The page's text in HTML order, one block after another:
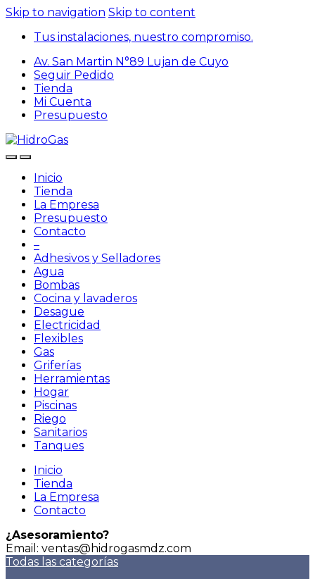
Skip to navigation Skip to content
Tus instalaciones, nuestro compromiso.
Av. San Martin N°89 Lujan de Cuyo
Seguir Pedido
Tienda
Mi Cuenta
Presupuesto
Inicio
Tienda
La Empresa
Presupuesto
Contacto
–
Adhesivos y Selladores
Agua
Bombas
Cocina y lavaderos
Desague
Electricidad
Flexibles
Gas
Griferías
Herramientas
Hogar
Piscinas
Riego
Sanitarios
Tanques
Inicio
Tienda
La Empresa
Contacto
¿Asesoramiento?
Email: ventas@hidrogasmdz.com
Todas las categorías